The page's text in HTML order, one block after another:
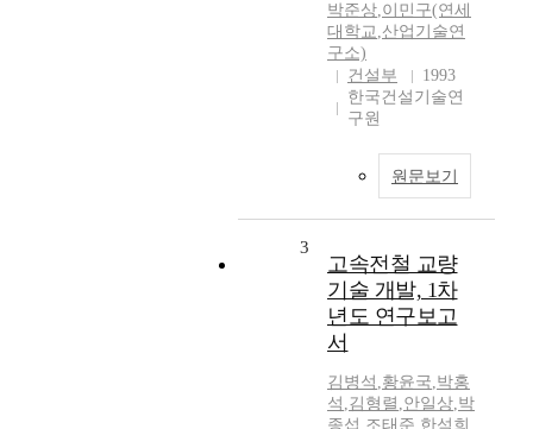
박준상,이민구(연세
대학교,산업기술연
구소)
건설부
1993
한국건설기술연
구원
원문보기
3
고속전철 교량
기술 개발, 1차
년도 연구보고
서
김병석 ,황윤국,박홍
석 ,김형렬 ,안일상,박
종섭 조태준 한석희